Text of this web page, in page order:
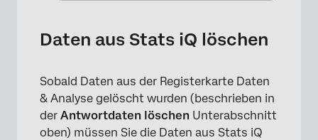
Daten aus Stats iQ löschen
Sobald Daten aus der Registerkarte Daten
& Analyse gelöscht wurden (beschrieben in
der Antwortdaten löschen Unterabschnitt
oben) müssen Sie die Daten aus Stats iQ